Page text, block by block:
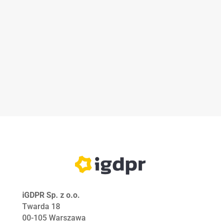
iGDPR Sp. z o.o.
Twarda 18
00-105 Warszawa